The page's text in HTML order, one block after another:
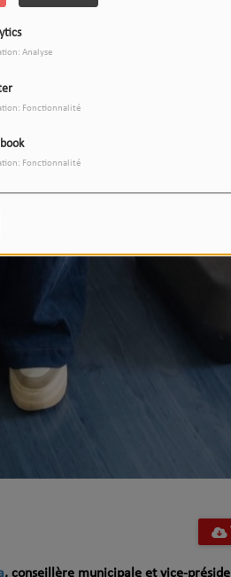
Analyse
Fonctionnalité
Fonctionnalité
, conseillère municipale et vice-